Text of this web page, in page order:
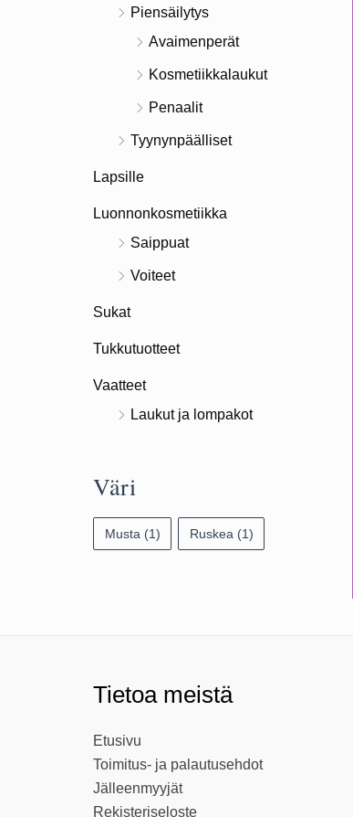
Piensäilytys
Avaimenperät
Kosmetiikkalaukut
Penaalit
Tyynynpäälliset
Lapsille
Luonnonkosmetiikka
Saippuat
Voiteet
Sukat
Tukkutuotteet
Vaatteet
Laukut ja lompakot
Väri
Musta (1) Ruskea (1)
Tietoa meistä
Etusivu
Toimitus- ja palautusehdot
Jälleenmyyjät
Rekisteriseloste